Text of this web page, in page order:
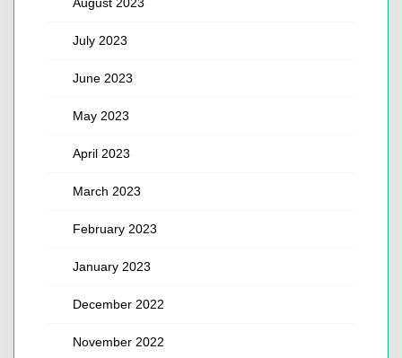
July 2023
June 2023
May 2023
April 2023
March 2023
February 2023
January 2023
December 2022
November 2022